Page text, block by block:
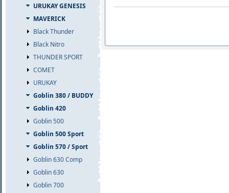
URUKAY GENESIS
MAVERICK
Black Thunder
Black Nitro
THUNDER SPORT
COMET
URUKAY
Goblin 380 / BUDDY
Goblin 420
Goblin 500
Goblin 500 Sport
Goblin 570 / Sport
Goblin 630 Comp
Goblin 630
Goblin 700